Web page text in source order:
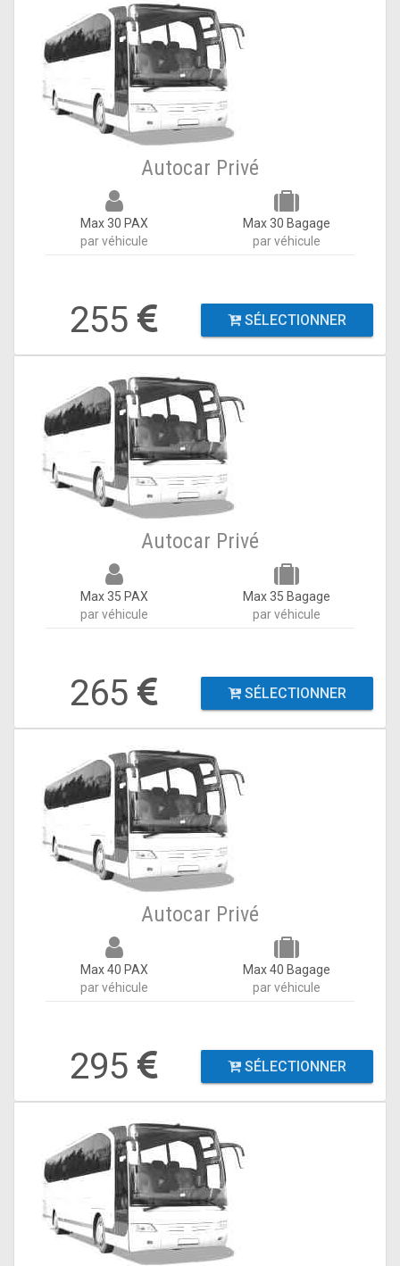
Autocar Privé
Max 30 PAX
par véhicule
Max 30 Bagage
par véhicule
255 SÉLECTIONNER
Autocar Privé
Max 35 PAX
par véhicule
Max 35 Bagage
par véhicule
265 SÉLECTIONNER
Autocar Privé
Max 40 PAX
par véhicule
Max 40 Bagage
par véhicule
295 SÉLECTIONNER